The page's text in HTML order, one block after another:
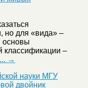
но для «вида» –
основы
классификации –
... →
науки МГУ
двойник